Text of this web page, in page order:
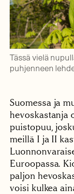
Tässä vielä
puhjenneen
Suomessa ja
hevoskastanja
puistopuu,
meillä I ja II
Euroopassa.
paljon
voisi kulkea